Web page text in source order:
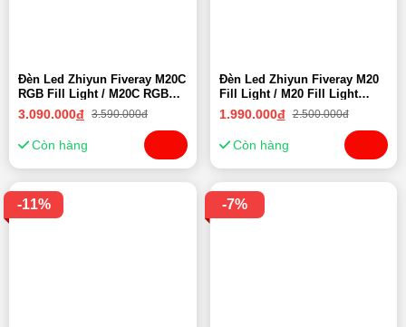
Đèn Led Zhiyun Fiveray M20C
RGB Fill Light / M20C RGB
Fill Light Combo Chính hãng
3.090.000đ 3.590.000đ
Còn hàng
Đèn Led Zhiyun Fiveray M20
Fill Light / M20 Fill Light
Combo Chính hãng
1.990.000đ 2.500.000đ
Còn hàng
-11% -7%